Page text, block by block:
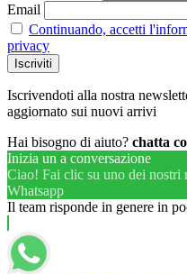
Email
Continuando, accetti
privacy
Iscrivendoti alla nostra
aggiornato sui nuovi arrivi
Hai bisogno di aiuto? chatta
Inizia un a conversazione
Ciao! Fai clic su uno dei nostri
Whatsapp
Il team risponde in genere in